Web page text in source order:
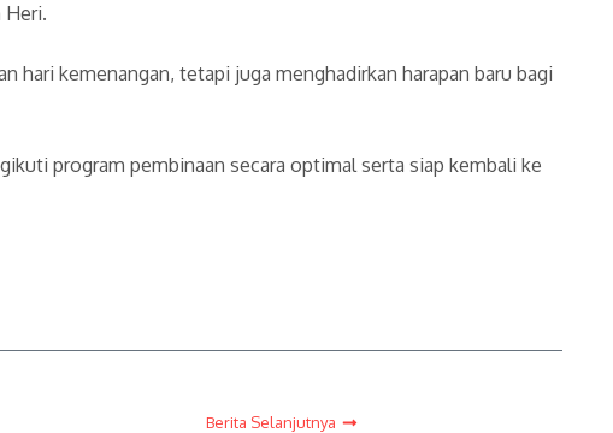
Heri.
hari kemenangan, tetapi juga menghadirkan harapan baru bagi
program pembinaan secara optimal serta siap kembali ke
Berita Selanjutnya